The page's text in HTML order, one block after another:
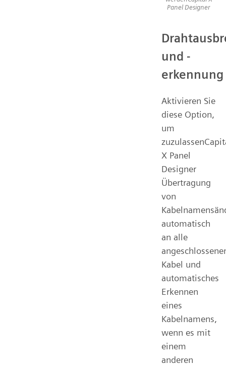
Panel Designer
und -
erkennung
Aktivieren Sie
diese Option,
um
X Panel
Designer
Übertragung
von
automatisch
an alle
Kabel und
automatisches
Erkennen
eines
Kabelnamens,
wenn es mit
einem
anderen